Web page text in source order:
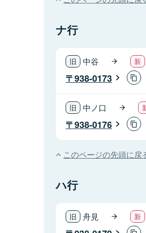
ナ行
中谷
938-0173
中ノ口
938-0176
このページの先頭に戻
ハ行
舟見